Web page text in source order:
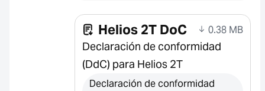
Helios 2T DoC 0.38 MB
Declaración de conformidad
(DdC) para Helios 2T
Declaración de conformidad